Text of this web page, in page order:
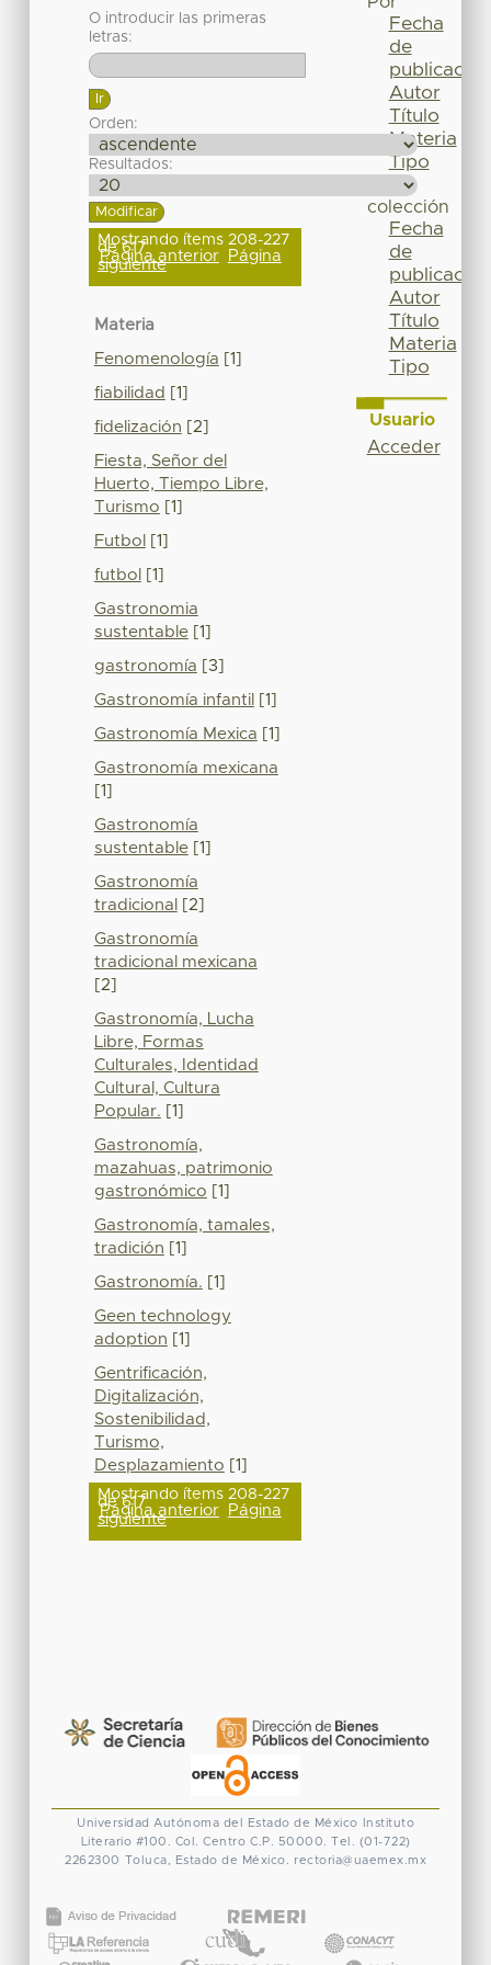
O introducir las primeras
letras:
Orden:
Resultados:
Mostrando ítems 208-227
de 617
Página anterior Página
siguiente
Materia
Fenomenología [1]
fiabilidad [1]
fidelización [2]
Fiesta, Señor del
Huerto, Tiempo Libre,
Turismo [1]
Futbol [1]
futbol [1]
Gastronomia
sustentable[1]
gastronomía [3]
Gastronomía infantil [1]
Gastronomía Mexica [1]
Gastronomía mexicana
[1]
Gastronomía
sustentable[1]
Gastronomía
tradicional
[2]
Gastronomía
tradicional mexicana
[2]
Gastronomía, Lucha
Libre, Formas
Culturales, Identidad
Cultural, Cultura
Popular. [1]
Gastronomía,
mazahuas, patrimonio
gastronómico [1]
Gastronomía, tamales,
tradición [1]
Gastronomía. [1]
Geen technology
adoption [1]
Gentrificación,
Digitalización,
Sostenibilidad,
Turismo,
Desplazamiento [1]
Mostrando ítems 208-227
de 617
Página anterior Página
siguiente
Fecha
de
publicación
Autor
Título
Materia
Tipo
colección
Fecha
de
publicación
Autor
Título
Materia
Tipo
Usuario
Acceder
Universidad Autónoma del Estado de México
Instituto
Literario #100. Col. Centro C.P. 50000. Tel. (01-722)
2262300 Toluca, Estado de México. rectoria@uaemex.mx